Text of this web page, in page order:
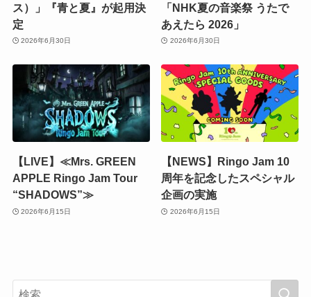
ス）」『青と夏』が起用決
定
2026年6月30日
「NHK夏の音楽祭 うたで
あえたら 2026」
2026年6月30日
【LIVE】≪Mrs. GREEN
APPLE Ringo Jam Tour
“SHADOWS”≫
2026年6月15日
【NEWS】Ringo Jam 10
周年を記念したスペシャル
企画の実施
2026年6月15日